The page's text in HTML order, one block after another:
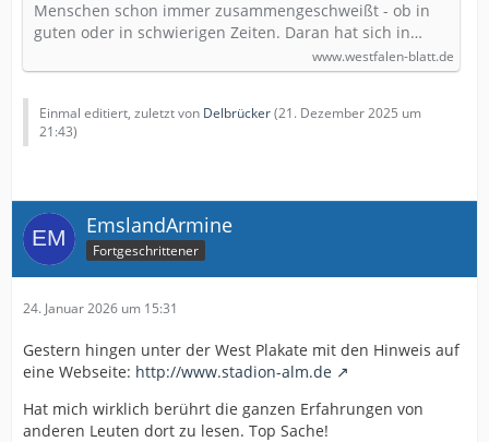
Menschen schon immer zusammengeschweißt - ob in
guten oder in schwierigen Zeiten. Daran hat sich in…
www.westfalen-blatt.de
Einmal editiert, zuletzt von Delbrücker(21. Dezember 2025 um
21:43)
EmslandArmine
Fortgeschrittener
24. Januar 2026 um 15:31
Gestern hingen unter der West Plakate mit den Hinweis auf
eine Webseite: http://www.stadion-alm.de
Hat mich wirklich berührt die ganzen Erfahrungen von
anderen Leuten dort zu lesen. Top Sache!